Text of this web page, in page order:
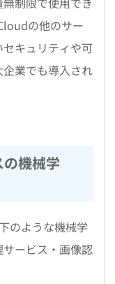
の他のサー
キュリティや可
業でも導入され
機械学
のような機械学
ービス・画像認